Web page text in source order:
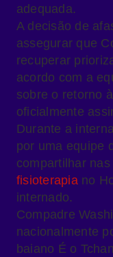
adequada.
A decisão de
assegurar que
recuperar
acordo com a
sobre o retorno
oficialmente
Durante a
por uma equipe
compartilhar
fisioterapiano
internado.
Compadre
nacionalmente
baiano É o